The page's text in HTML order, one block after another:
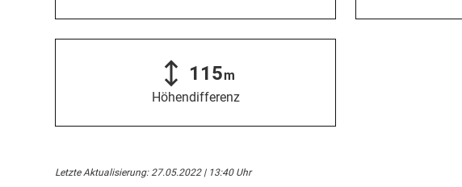
115m
Höhendifferenz
Letzte Aktualisierung: 27.05.2022 | 13:40 Uhr